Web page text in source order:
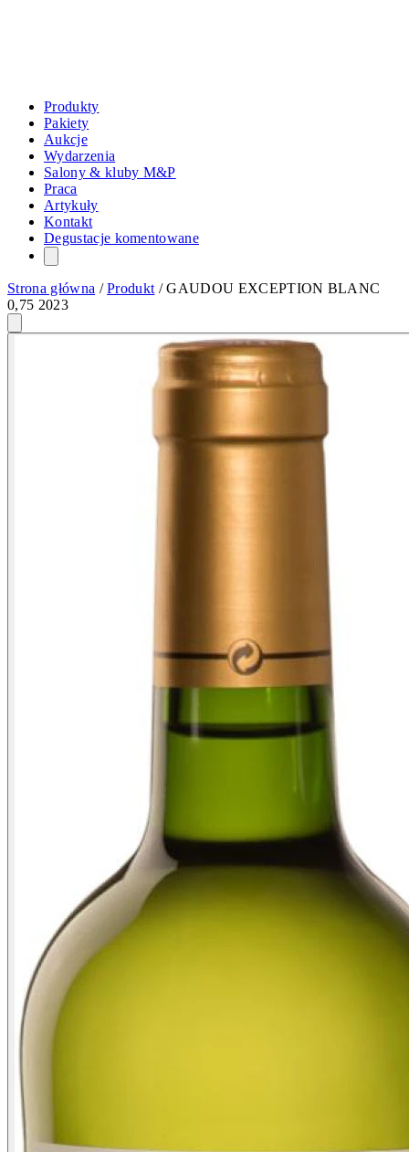
Produkty
Pakiety
Aukcje
Wydarzenia
Salony & kluby M&P
Praca
Artykuły
Kontakt
Degustacje komentowane
Strona główna /Produkt /GAUDOU EXCEPTION BLANC
0,75 2023